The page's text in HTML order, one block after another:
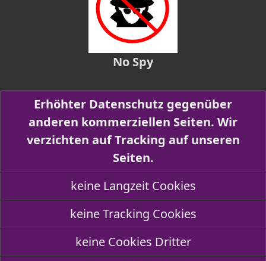
No Spy
Erhöhter Datenschutz gegenüber
anderen kommerziellen Seiten. Wir
verzichten auf Tracking auf unseren
Seiten.
keine Langzeit Cookies
keine Tracking Cookies
keine Cookies Dritter